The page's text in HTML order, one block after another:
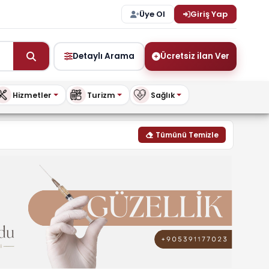
Üye Ol Giriş Yap
Detaylı Arama Ücretsiz ilan Ver
Hizmetler Turizm Sağlık
Tümünü Temizle